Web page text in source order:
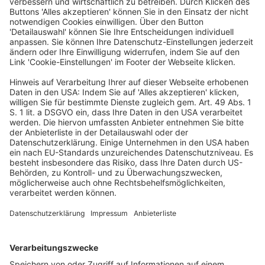
Anpassungen bei den durch die Corporate Sustainability
Reporting Directive (CSRD) eingeführten Änderungen
zur Nachhaltigkeitsberichterstattung. Neben einer
deutlichen Reduktion der künftig berichtspflichtigen
Unternehmen sind auch inhaltliche Neuregelungen
betroffenen Unternehmen abzielen sollen. Dies betrifft
u. a. den sog. Value Chain Cap, der die
Informationsanforderungen gegenüber kleineren
Unternehmen regelt, sowie Vorschriften zur Auslassung
von Informationen unter bestimmten Umständen. Der
nachfolgende Beitrag beleuchtet die ausgewählten
Änderungen aus konzeptioneller und praktischer Sicht.
Worret, BB 2026, 1194-1198